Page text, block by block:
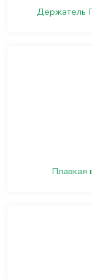
Держатель
Плавкая